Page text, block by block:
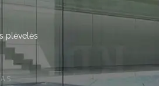
plėvelės